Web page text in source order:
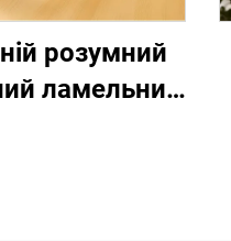
розумний
ламельний